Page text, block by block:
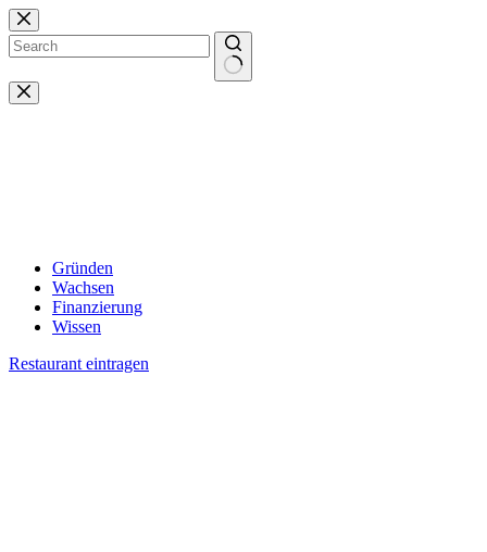
Zum
Inhalt
springen
Keine
Ergebnisse
Gründen
Wachsen
Finanzierung
Wissen
Restaurant eintragen